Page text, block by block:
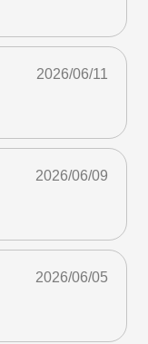
2026/06/11
2026/06/09
2026/06/05